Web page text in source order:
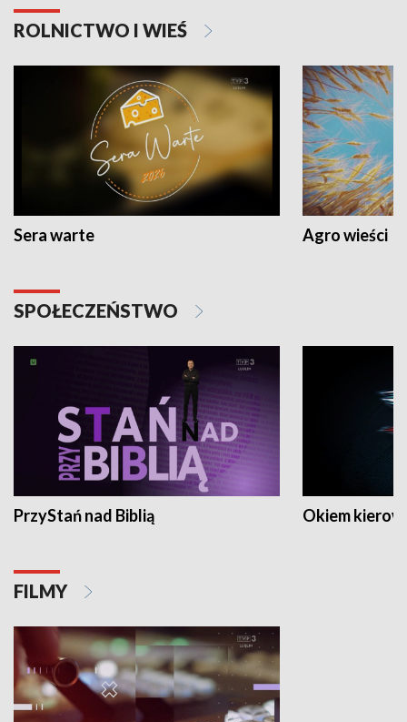
ROLNICTWO I WIEŚ
Sera warte Agro wieści
SPOŁECZEŃSTWO
PrzyStań nad Biblią Okiem
FILMY